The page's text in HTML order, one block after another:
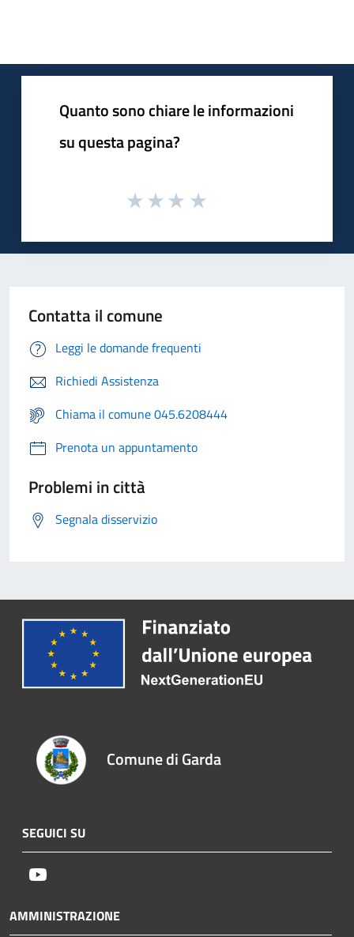
Quanto sono chiare le informazioni
su questa pagina?
Contatta il comune
Leggi le domande frequenti
Richiedi Assistenza
Chiama il comune 045.6208444
Prenota un appuntamento
Problemi in città
Segnala disservizio
Comune di Garda
SEGUICI SU
AMMINISTRAZIONE